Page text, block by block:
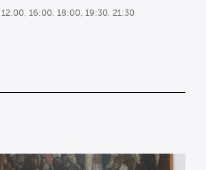
16:00, 18:00, 19:30, 21:30